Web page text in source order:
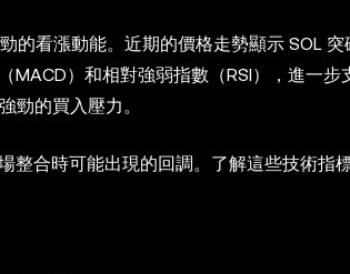
的看漲動能。近期的價格走勢顯示 SOL
）和相對強弱指數（RSI），進一步
勁的買入壓力。
整合時可能出現的回調。了解這些技術指